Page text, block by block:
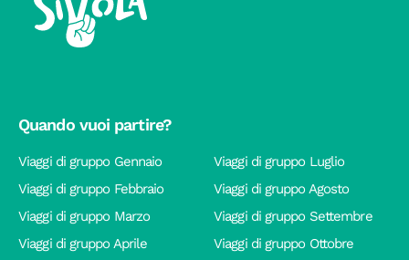
Quando vuoi partire?
Viaggi di gruppo Gennaio
Viaggi di gruppo Febbraio
Viaggi di gruppo Marzo
Viaggi di gruppo Aprile
Viaggi di gruppo Luglio
Viaggi di gruppo Agosto
Viaggi di gruppo Settembre
Viaggi di gruppo Ottobre